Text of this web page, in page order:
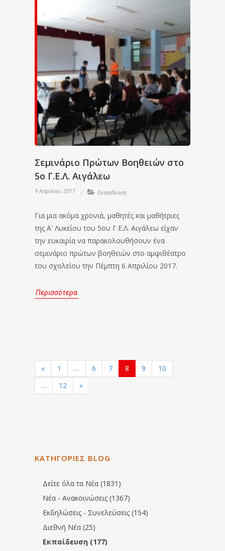
Σεμινάριο Πρώτων Βοηθειών στο
5ο Γ.Ε.Λ. Αιγάλεω
9 Απριλίου, 2017 Εκπαίδευση
Για μια ακόμα χρονιά, μαθητές και μαθήτριες
της Α' Λυκείου του 5ου Γ.Ε.Λ. Αιγάλεω είχαν
την ευκαιρία να παρακολουθήσουν ένα
σεμινάριο πρώτων βοηθειών στο αμφιθέατρο
του σχολείου την Πέμπτη 6 Απριλίου 2017.
Περισσότερα
« 1 … 6 7 8 9
10
…
12 »
ΚΑΤΗΓΟΡΙΕΣ BLOG
Δείτε όλα τα Νέα (1831)
Νέα - Ανακοινώσεις (1367)
Εκδηλώσεις - Συνελεύσεις (154)
Διεθνή Νέα (25)
Εκπαίδευση (177)